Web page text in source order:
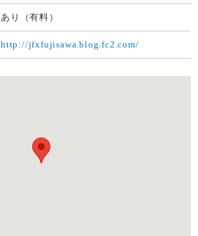
あり（有料）
http://jfxfujisawa.blog.fc2.com/